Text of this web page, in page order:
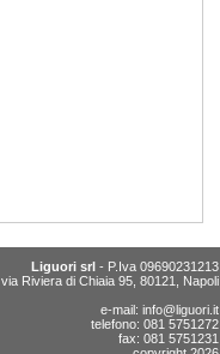
Liguori srl - P.Iva 09690231213
via Riviera di Chiaia 95, 80121, Napoli
e-mail: info@liguori.it
telefono: 081 5751272
fax: 081 5751231